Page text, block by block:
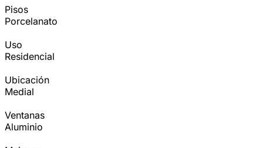
Pisos
Porcelanato
Uso
Residencial
Ubicación
Medial
Ventanas
Aluminio